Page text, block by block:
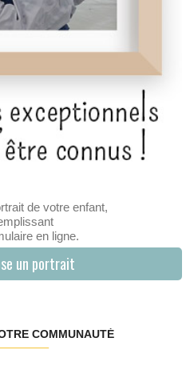
de votre enfant,
en ligne.
un portrait
COMMUNAUTÉ